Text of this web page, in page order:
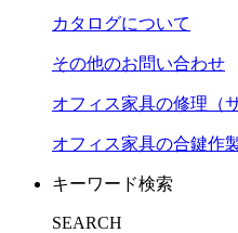
カタログについて
その他のお問い合わせ
オフィス家具の修理（
オフィス家具の合鍵作
キーワード検索
SEARCH